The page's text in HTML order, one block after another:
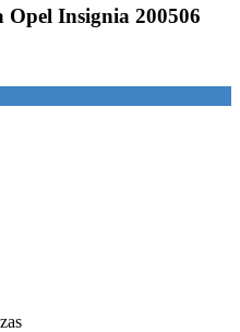
Insignia 200506